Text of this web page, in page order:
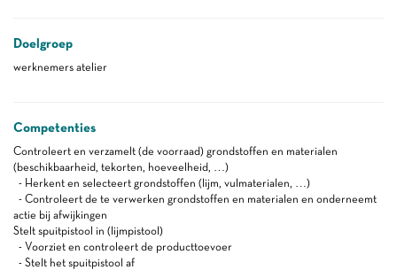
Doelgroep
werknemers atelier
Competenties
Controleert en verzamelt (de voorraad) grondstoffen en materialen
(beschikbaarheid, tekorten, hoeveelheid, …)
- Herkent en selecteert grondstoffen (lijm, vulmaterialen, …)
- Controleert de te verwerken grondstoffen en materialen en onderneemt
actie bij afwijkingen
Stelt spuitpistool in (lijmpistool)
- Voorziet en controleert de producttoevoer
- Stelt het spuitpistool af